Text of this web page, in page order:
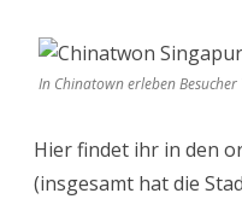
In Chinatown erleben
Hier findet ihr in den
(insgesamt hat die